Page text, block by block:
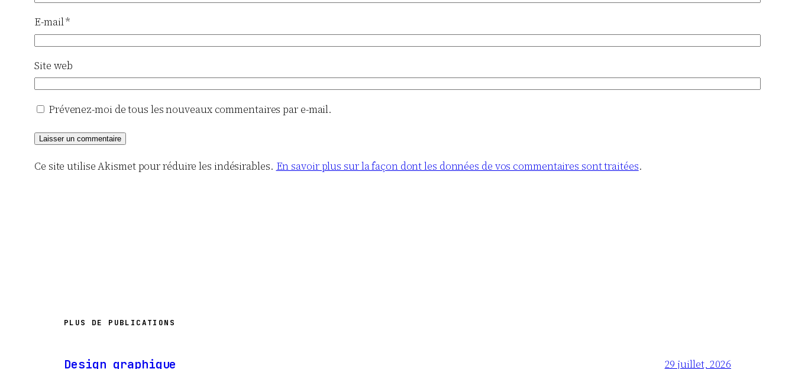
E-mail*
Site web
Prévenez-moi de tous les nouveaux commentaires par e-mail.
Ce site utilise Akismet pour réduire les indésirables. En savoir plus sur la façon dont les données de vos commentaires sont traitées.
PLUS DE PUBLICATIONS
Design graphique 29 juillet, 2026